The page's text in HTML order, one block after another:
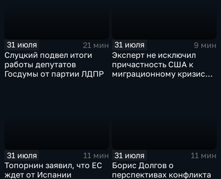
31 июля
21 мин
Слуцкий подвел итоги
работы депутатов
Госдумы от партии ЛДПР
31 июля
9 мин
Эксперт не исключил
причастность США к
миграционному кризису в
31 июля
11 мин
Топорнин заявил, что ЕС
ждет от Испании
31 июля
11 мин
Борис Долгов о
перспективах конфликта